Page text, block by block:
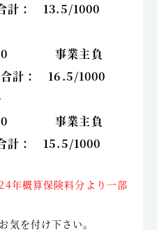
： 13.5/1000
事業主負
： 16.5/1000
事業主負
： 15.5/1000
年概算保険料分より一部
気を付け下さい。